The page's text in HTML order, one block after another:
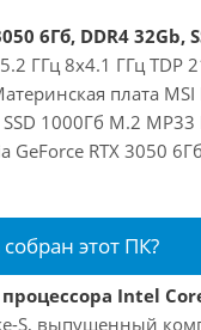
6Гб, DDR4 32Gb,
ГГц 8x4.1 ГГц TDP
плата
1000Гб M.2
GeForce RTX 3050
этот ПК?
Intel
S, выпущенный